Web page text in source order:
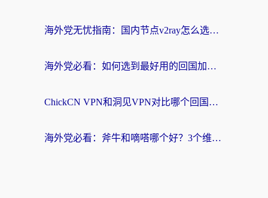
海外党无忧指南：国内节点v2ray怎么选？一键回国VPN+多场景实测帮你避坑
海外党必看：如何选到最好用的回国加速器？从节点到售后的全维度指南
ChickCN VPN和洞见VPN对比哪个回国效果更好？海外党亲测3款加速器+避坑指南
海外党必看：斧牛和嘀嗒哪个好？3个维度教你选对回国加速器